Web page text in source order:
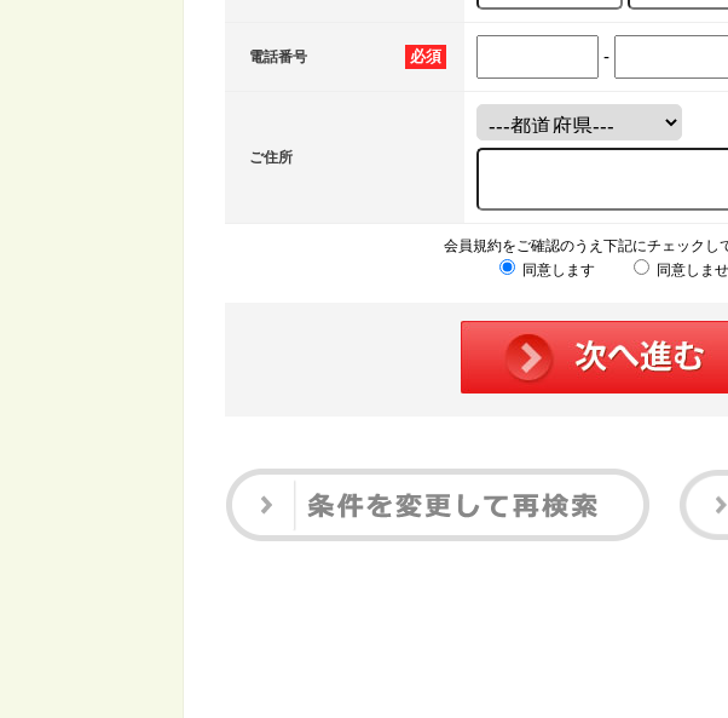
必須
電話番号 -
ご住所
会員規約をご確認のうえ下記にチェックし
同意します
同意しま